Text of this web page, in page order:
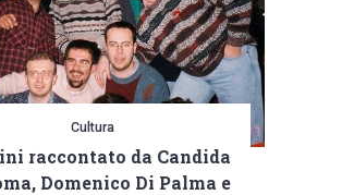
Cultura
raccontato da Candida
Domenico Di Palma e